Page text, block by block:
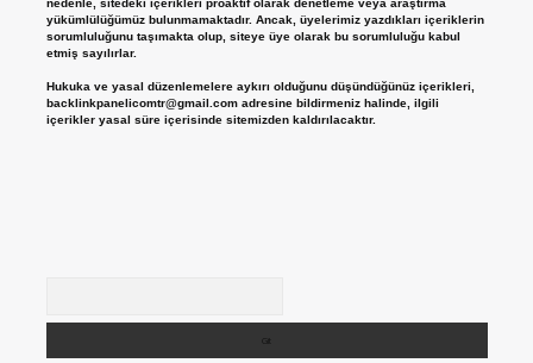
nedenle, sitedeki içerikleri proaktif olarak denetleme veya araştırma
yükümlülüğümüz bulunmamaktadır. Ancak, üyelerimiz yazdıkları içeriklerin
sorumluluğunu taşımakta olup, siteye üye olarak bu sorumluluğu kabul
etmiş sayılırlar.
Hukuka ve yasal düzenlemelere aykırı olduğunu düşündüğünüz içerikleri,
backlinkpanelicomtr@gmail.comadresine bildirmeniz halinde, ilgili
içerikler yasal süre içerisinde sitemizden kaldırılacaktır.